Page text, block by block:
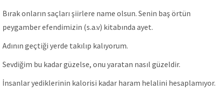
Bırak onların saçları şiirlere name olsun. Senin baş örtün
peygamber efendimizin (s.a.v) kitabında ayet.
Adının geçtiği yerde takılıp kalıyorum.
Sevdiğim bu kadar güzelse, onu yaratan nasıl güzeldir.
İnsanlar yediklerinin kalorisi kadar haram helalini hesaplamıyor.